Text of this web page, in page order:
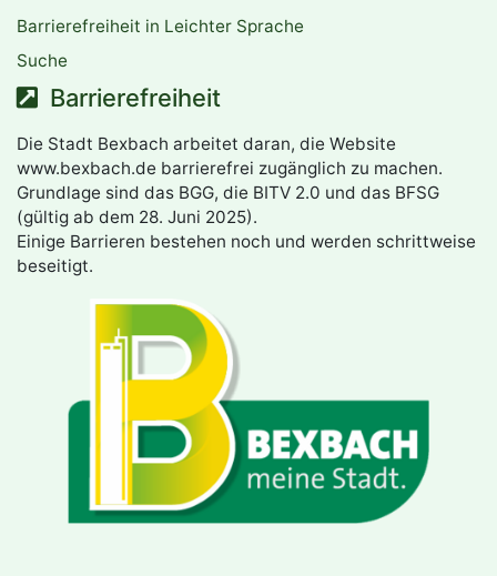
Barrierefreiheit in Leichter Sprache
Suche
Barrierefreiheit
Die Stadt Bexbach arbeitet daran, die Website
www.bexbach.de barrierefrei zugänglich zu machen.
Grundlage sind das BGG, die BITV 2.0 und das BFSG
(gültig ab dem 28. Juni 2025).
Einige Barrieren bestehen noch und werden schrittweise
beseitigt.